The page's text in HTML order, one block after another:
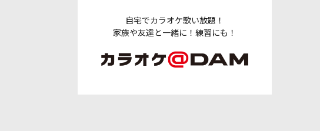
自宅でカラオケ歌い放題！
家族や友達と一緒に！練習にも！